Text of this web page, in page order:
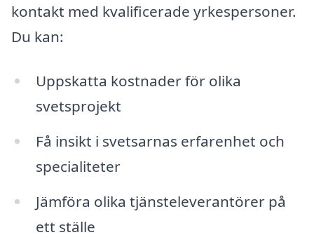
kontakt med kvalificerade yrkespersoner.
Du kan:
Uppskatta kostnader för olika
svetsprojekt
Få insikt i svetsarnas erfarenhet och
specialiteter
Jämföra olika tjänsteleverantörer på
ett ställe